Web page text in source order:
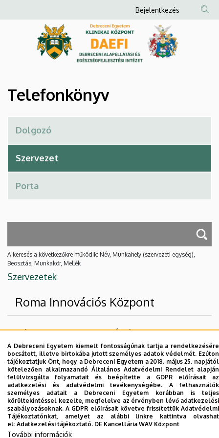
Debreceni
és
Egészségfejlesztési
Intézet
a
Anonim
Felhasználói
fiók
menüje
Bejelentkezés
Telefonkönyv
A keresés a következőkre működik: Név, Munkahely (szervezeti egység),
Beosztás, Munkakör, Mellék
Szervezetek
Roma Innovációs Központ
Felettes szervezeti egységek
Debreceni Egyetem
Gyermeknevelési és Gyógypedagógiai Kar
Nincs találat.
Dolgozói adatmódosítás igénylése a DE
telefonkönyvében
A Debreceni Egyetem kiemelt fontosságúnak tartja a rendelkezésére
bocsátott, illetve birtokába jutott személyes adatok védelmét. Ezúton
tájékoztatjuk Önt, hogy a Debreceni Egyetem a 2018. május 25. napjától
kötelezően alkalmazandó Általános Adatvédelmi Rendelet alapján
felülvizsgálta folyamatait és beépítette a GDPR előírásait az
adatkezelési és adatvédelmi tevékenységébe. A felhasználók
személyes adatait a Debreceni Egyetem korábban is teljes
körültekintéssel kezelte, megfelelve az érvényben lévő adatkezelési
szabályozásoknak. A GDPR előírásait követve frissítettük Adatvédelmi
Tájékoztatónkat, amelyet az alábbi linkre kattintva olvashat
el: Adatkezelési tájékoztató. DE Kancellária WAV Központ
További információk